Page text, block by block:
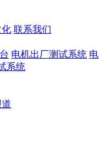
化 联系我们
电机出厂测试系统 电
系统